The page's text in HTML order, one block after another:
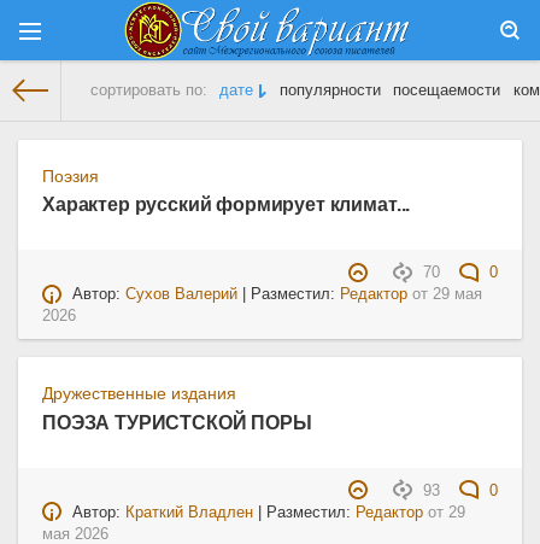
сортировать по: дате популярности посещаемости
Поэзия
Характер русский формирует климат...
70
0
Автор:Сухов Валерий | Разместил: Редактор от29 мая
2026
Дружественные издания
ПОЭЗА ТУРИСТСКОЙ ПОРЫ
93
0
Автор: Краткий Владлен | Разместил: Редактор от29
мая 2026